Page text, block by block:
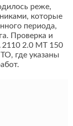
реже,
которые
периода,
Проверка и
2110 2.0 MT 150
где указаны